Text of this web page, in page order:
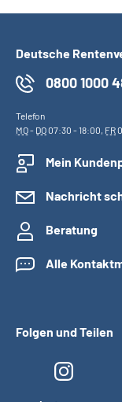
Deutsche
0800 1000
Telefon
MO- DO07:30 - 18:00, FR
Mein
Nachricht
Beratung
Alle
Folgen und Teilen